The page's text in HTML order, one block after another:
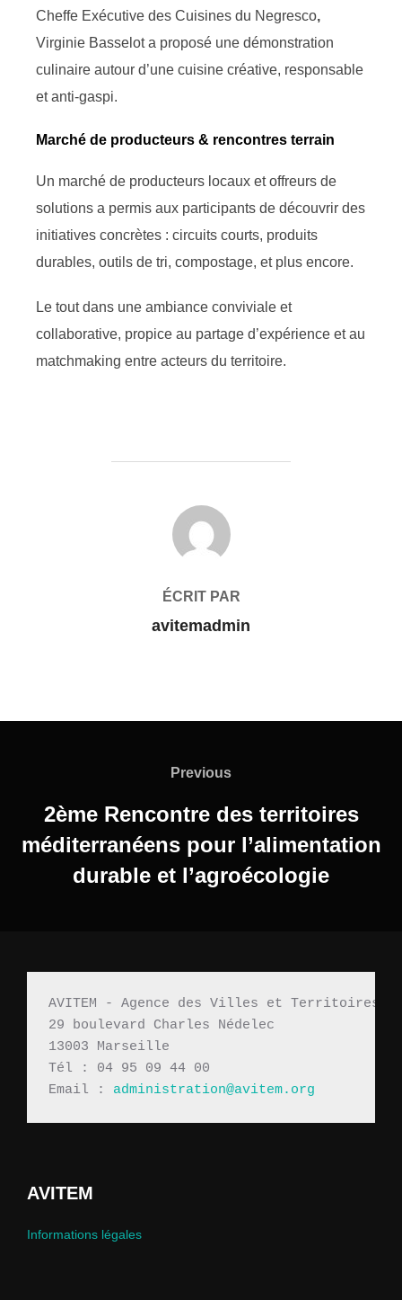
Cheffe Exécutive des Cuisines du Negresco,
Virginie Basselot a proposé une démonstration
culinaire autour d’une cuisine créative, responsable
et anti-gaspi.
Marché de producteurs & rencontres terrain
Un marché de producteurs locaux et offreurs de
solutions a permis aux participants de découvrir des
initiatives concrètes : circuits courts, produits
durables, outils de tri, compostage, et plus encore.
Le tout dans une ambiance conviviale et
collaborative, propice au partage d’expérience et au
matchmaking entre acteurs du territoire.
AUTEUR DE LA PUBLICATION
ÉCRIT PAR
avitemadmin
Previous
2ème Rencontre des territoires
méditerranéens pour l’alimentation
durable et l’agroécologie
AVITEM - Agence des Villes et Territoires
29 boulevard Charles Nédelec
13003 Marseille
Tél : 04 95 09 44 00
Email : administration@avitem.org
AVITEM
Informations légales